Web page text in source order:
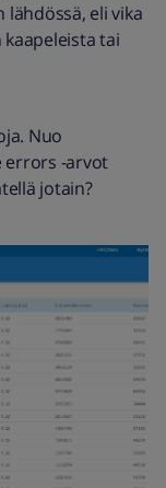
eli vika
tai
Nuo
errors -arvot
jotain?